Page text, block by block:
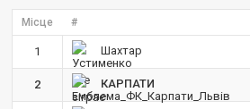
Hatsyk :
Все буде добре
Torsida_LEMBERG_1963 :
привіт, знову з вами)
Hatsyk :
Torsida_LEMBERG_1963 ,
радий вітати 🙌 🦁
Місце #
1 Шахтар
2 КАРПАТИ